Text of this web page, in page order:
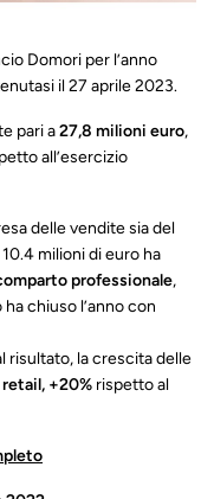
Domori per l’anno
il 27 aprile 2023.
pari a27,8 milioni euro,
all’esercizio
delle vendite sia del
milioni di euro ha
professionale,
chiuso l’anno con
risultato, la crescita delle
retail, +20% rispetto al